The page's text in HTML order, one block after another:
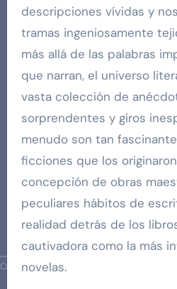
descripciones vívidas y
tramas ingeniosamente
más allá de las palabras
que narran, el universo
vasta colección de
sorprendentes y giros
menudo son tan
ficciones que los
concepción de obras
peculiares hábitos de
realidad detrás de los
cautivadora como la más
novelas.